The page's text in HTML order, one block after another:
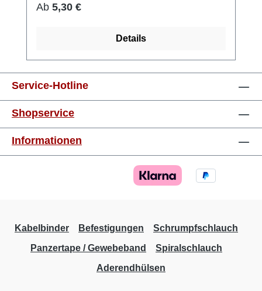
Regulärer Preis:
Ab 5,30 €
Details
Service-Hotline
Shopservice
Informationen
Kabelbinder Befestigungen
Schrumpfschlauch
Panzertape / Gewebeband
Spiralschlauch
Aderendhülsen